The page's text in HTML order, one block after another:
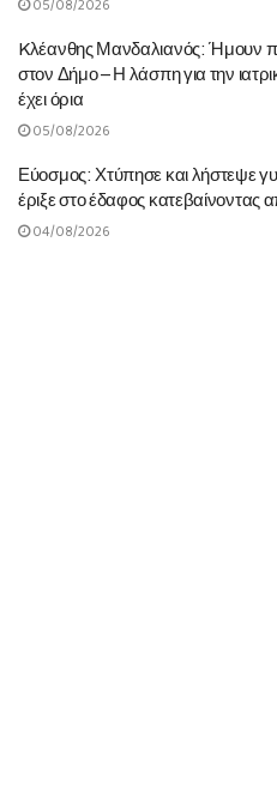
05/08/2026
Kλέανθης Μανδαλιανός: Ήμουν
στον Δήμο – Η λάσπη για την
έχει όρια
05/08/2026
Εύοσμος: Χτύπησε και λήστεψε
έριξε στο έδαφος κατεβαίνοντας
04/08/2026